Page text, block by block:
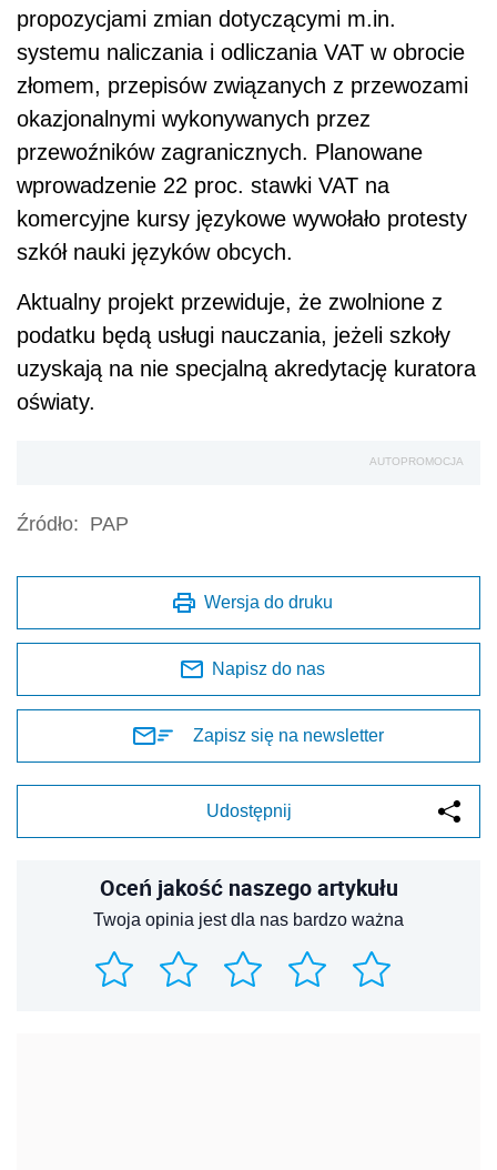
propozycjami zmian dotyczącymi m.in.
systemu naliczania i odliczania VAT w obrocie
złomem, przepisów związanych z przewozami
okazjonalnymi wykonywanych przez
przewoźników zagranicznych. Planowane
wprowadzenie 22 proc. stawki VAT na
komercyjne kursy językowe wywołało protesty
szkół nauki języków obcych.
Aktualny projekt przewiduje, że zwolnione z
podatku będą usługi nauczania, jeżeli szkoły
uzyskają na nie specjalną akredytację kuratora
oświaty.
AUTOPROMOCJA
Źródło: PAP
Wersja do druku
Napisz do nas
Zapisz się na newsletter
Udostępnij
Oceń jakość naszego artykułu
Twoja opinia jest dla nas bardzo ważna